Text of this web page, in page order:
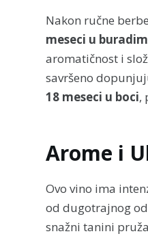
Nakon ručne
meseci u
aromatičnost i
savršeno
18 meseci u boci,
Arome i
Ovo vino ima
od dugotrajnog
snažni tanini